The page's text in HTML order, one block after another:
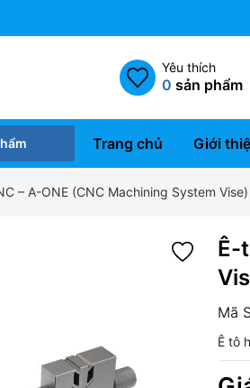
Yêu thích
0 sản phẩm
Trang chủ Giới
– A-ONE (CNC Machining System Vise)
Ê-
Mã
Ê tô